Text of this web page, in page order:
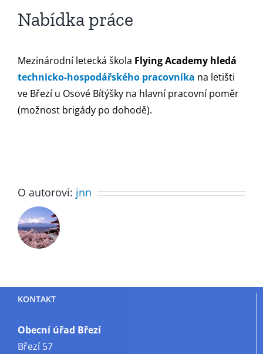
Nabídka práce
Mezinárodní letecká škola Flying Academy hledá
technicko-hospodářského pracovníka na letišti
ve Březí u Osové Bítýšky na hlavní pracovní poměr
(možnost brigády po dohodě).
O autorovi: jnn
KONTAKT
Obecní úřad Březí
Březí 57